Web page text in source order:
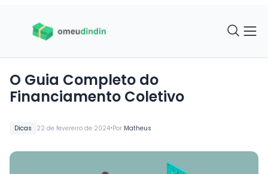
Dicas 22 de fevereiro de 2024•Por Matheus
O Guia Completo do
Financiamento Coletivo